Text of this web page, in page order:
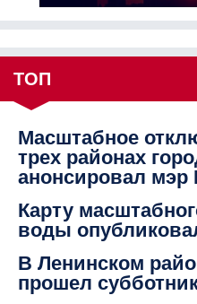
ТОП
Масштабное
трех районах
анонсировал мэр
Карту
воды
В Ленинском
прошел